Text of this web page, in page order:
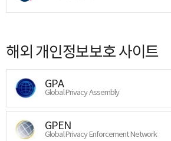
해외 개인정보보호 사이트
GPA
Global Privacy Assembly
GPEN
Global Privacy Enforcement Network